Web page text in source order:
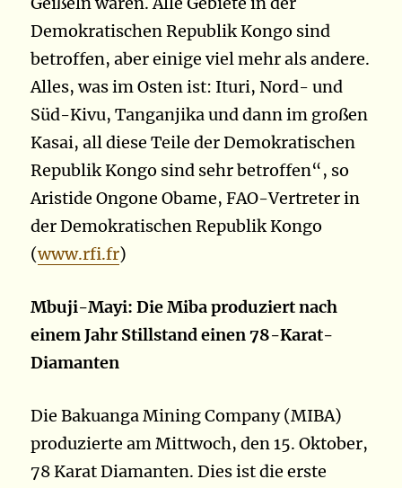
Demokratischen Republik Kongo sind
betroffen, aber einige viel mehr als andere.
Alles, was im Osten ist: Ituri, Nord- und
Süd-Kivu, Tanganjika und dann im großen
Kasai, all diese Teile der Demokratischen
Republik Kongo sind sehr betroffen“, so
Aristide Ongone Obame, FAO-Vertreter in
der Demokratischen Republik Kongo
(www.rfi.fr)
Mbuji-Mayi: Die Miba produziert nach
einem Jahr Stillstand einen 78-Karat-
Diamanten
Die Bakuanga Mining Company (MIBA)
produzierte am Mittwoch, den 15. Oktober,
78 Karat Diamanten. Dies ist die erste